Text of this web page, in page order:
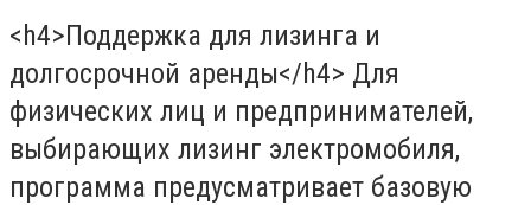
<h4>Поддержка для лизинга и
долгосрочной аренды</h4> Для
физических лиц и предпринимателей,
выбирающих лизинг электромобиля,
программа предусматривает базовую